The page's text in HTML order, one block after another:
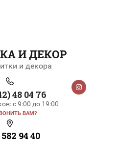
И ДЕКОР
и декора
48 04 76
с 9:00 до 19:00
ВАМ?
582 94 40